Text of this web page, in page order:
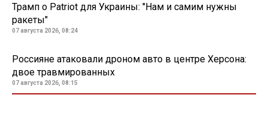
Трамп о Patriot для Украины: "Нам и самим нужны
ракеты"
07 августа 2026, 08:24
Россияне атаковали дроном авто в центре Херсона:
двое травмированных
07 августа 2026, 08:15